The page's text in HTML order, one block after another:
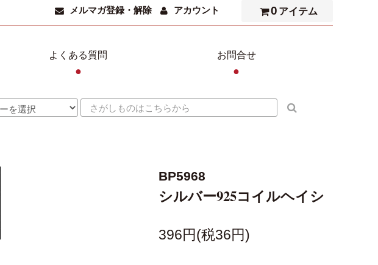
メルマガ登録・解除 アカウント 0 アイテム
よくある質問
●
お問合せ
●
BP5968
シルバー925コイルヘイシ
396円(税36円)